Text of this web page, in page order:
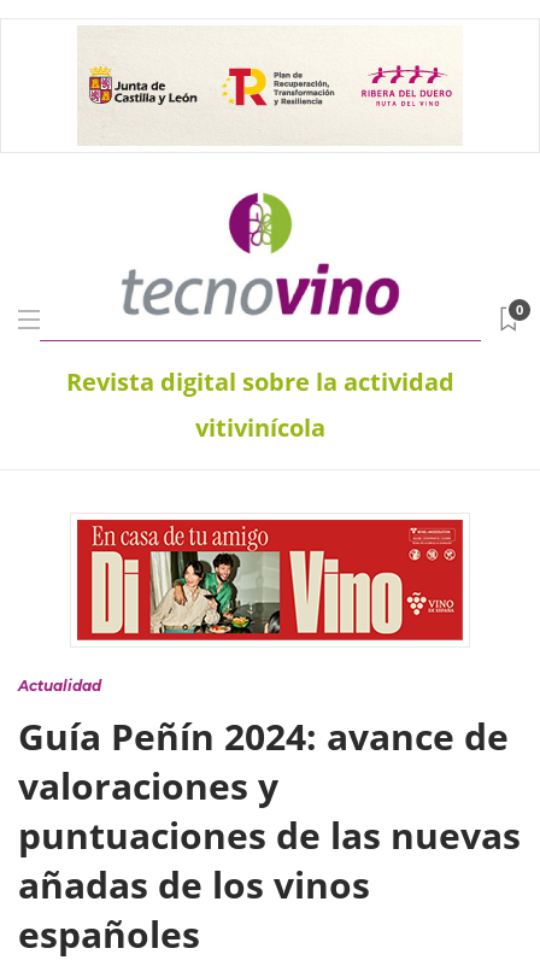
Revista digital sobre la actividad
vitivinícola
0
Actualidad
Guía Peñín 2024: avance de
valoraciones y
puntuaciones de las nuevas
añadas de los vinos
españoles